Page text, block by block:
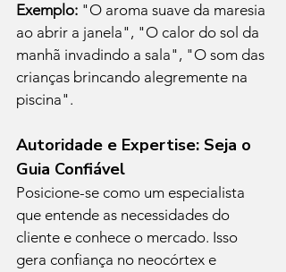
Exemplo: "O aroma suave da maresia
ao abrir a janela", "O calor do sol da
manhã invadindo a sala", "O som das
crianças brincando alegremente na
piscina".
Autoridade e Expertise: Seja o
Guia Confiável
Posicione-se como um especialista
que entende as necessidades do
cliente e conhece o mercado. Isso
gera confiança no neocórtex e